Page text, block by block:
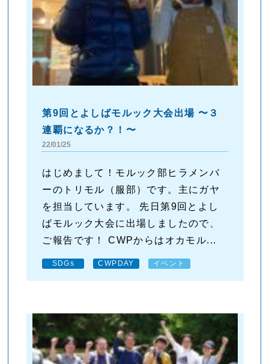
第9回とよしばモルック大会出場 〜３
連覇になるか？！〜
22/01/25
はじめまして！モルック部ヒラメンバ
ーのトリモル（服部）です。主にガヤ
を担当しています。 先日第9回とよし
ばモルック大会に出場しましたので、
ご報告です！ CWPからはオカモル...
SDGs CWPDAY イベント